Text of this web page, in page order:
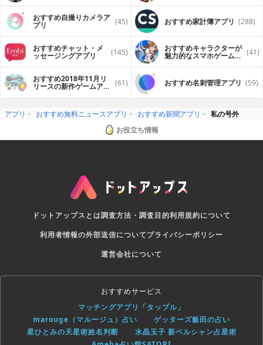
おすすめ自撮りカメラア
プリ (45) おすすめ家計簿アプリ (288)
おすすめチャット・メ
ッセージングアプリ (145) おすすめキャラクターが
魅力的なスマホゲームア (41)
おすすめ2018年11月リ
リースの新作ゲームアプ (61) おすすめ名刺管理アプリ (59)
アプリ おすすめ無料ニュースアプリ おすすめ新聞アプリ
私の号外
お役立ち情報
ドットアップスとは調査方法・調査目的利用規約について
利用者情報の外部送信についてプライバシーポリシー
運営会社について
おすすめサービス
マッチングアプリ「タップル」
marouge（マルージュ）占い
ゲッターズ飯田の占い
星ひとみの天星術姓名判断
水晶玉子 新ペルシャン占星術